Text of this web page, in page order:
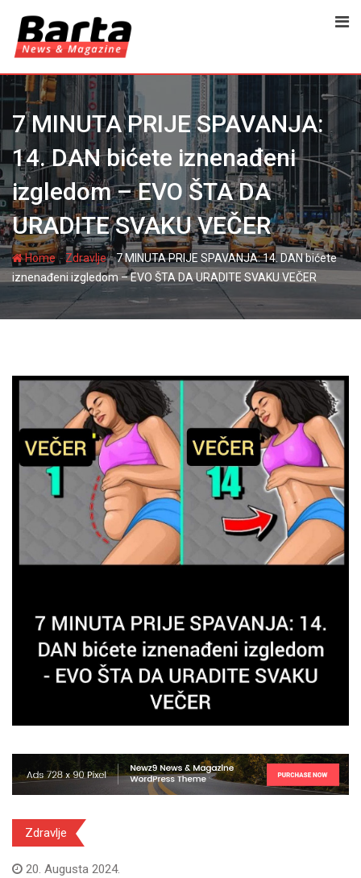
content
7 MINUTA PRIJE SPAVANJA:
14. DAN bićete iznenađeni
izgledom – EVO ŠTA DA
URADITE SVAKU VEČER
Home-Zdravlje-7 MINUTA PRIJE SPAVANJA: 14. DAN bićete
iznenađeni izgledom – EVO ŠTA DA URADITE SVAKU VEČER
Zdravlje
20. Augusta 2024.